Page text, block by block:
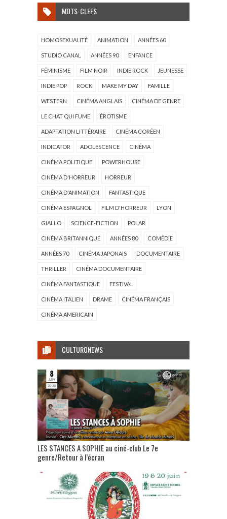
MOTS-CLEFS
HOMOSEXUALITÉ ANIMATION ANNÉES 60
STUDIO CANAL ANNÉES 90 ENFANCE
FÉMINISME FILM NOIR INDIE ROCK JEUNESSE
INDIE POP ROCK MAKE MY DAY FAMILLE
WESTERN CINÉMA ANGLAIS CINÉMA DE GENRE
LE CHAT QUI FUME ÉROTISME
ADAPTATION LITTÉRAIRE CINÉMA CORÉEN
INDICATOR ADOLESCENCE CINÉMA
CINÉMA POLITIQUE POWERHOUSE
CINÉMA D'HORREUR HORREUR
CINÉMA D'ANIMATION FANTASTIQUE
CINÉMA ESPAGNOL FILM D'HORREUR LYON
GIALLO SCIENCE-FICTION POLAR
CINÉMA BRITANNIQUE ANNÉES 80 COMÉDIE
ANNÉES 70 CINÉMA JAPONAIS DOCUMENTAIRE
THRILLER CINÉMA DOCUMENTAIRE
CINÉMA FANTASTIQUE FESTIVAL
CINÉMA ITALIEN DRAME CINÉMA FRANÇAIS
CINÉMA AMERICAIN
CULTURONEWS
LES STANCES A SOPHIE au ciné-club Le 7e
genre/Retour à l’écran